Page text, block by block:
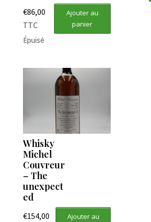
€86,00
TTC
Ajouter au
panier
Épuisé
Whisky
Michel
Couvreur
– The
unexpect
ed
€154,00
Ajouter au